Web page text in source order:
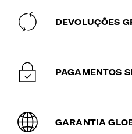
DEVOLUÇÕES
PAGAMENTOS
GARANTIA